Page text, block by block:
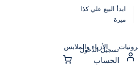
ابدأ البيع علي كذا
ميزة
الأزياء والملابس
تسجيل الدخول
الحساب